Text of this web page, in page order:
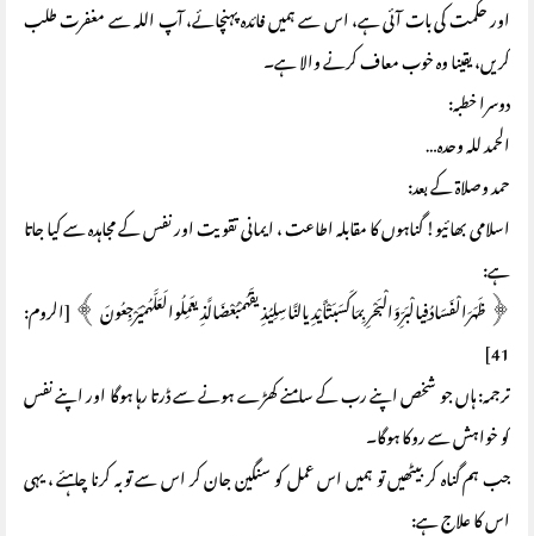
اور حکمت کی بات آئی ہے، اس سے ہمیں فائدہ پہنچائے، آپ اللہ سے مغفرت طلب
کریں، یقینا وہ خوب معاف کرنے والا ہے۔
دوسرا خطبہ:
الحمد لله وحده…
حمد وصلاۃ کے بعد:
اسلامی بھائیو! گناہوں کا مقابلہ اطاعت ، ایمانی تقویت اور نفس کے مجاہدہ سے کیا جاتا
ہے:
﴿ ظَهَرَالْفَسَادُفِيالْبَرِّوَالْبَحْرِبِمَاكَسَبَتْأَيْدِيالنَّاسِلِيُذِيقَهُمْبَعْضَالَّذِيعَمِلُوالَعَلَّهُمْيَرْجِعُونَ ﴾ [الروم:
41]
ترجمہ: ہاں جو شخص اپنے رب کے سامنے کھڑے ہونے سے ڈرتا رہا ہوگا اور اپنے نفس
کو خواہش سے روکا ہوگا۔
جب ہم گناہ کر بیٹھیں تو ہمیں اس عمل کو سنگین جان کر اس سے توبہ کرنا چاہئے ، یہی
اس کا علاج ہے: